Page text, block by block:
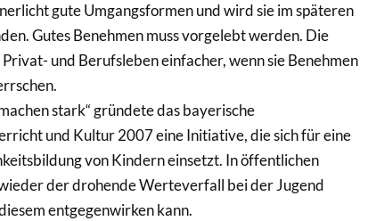
gute Umgangsformen und wird sie im späteren
Gutes Benehmen muss vorgelebt werden. Die
und Berufsleben einfacher, wenn sie Benehmen
stark“ gründete das bayerische
und Kultur 2007 eine Initiative, die sich für eine
von Kindern einsetzt. In öffentlichen
der drohende Werteverfall bei der Jugend
entgegenwirken kann.